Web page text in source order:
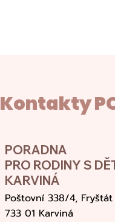
Kontakty
PORADNA
PRO RODINY S
KARVINÁ
Poštovní 338/4, Fryštát
733 01 Karviná